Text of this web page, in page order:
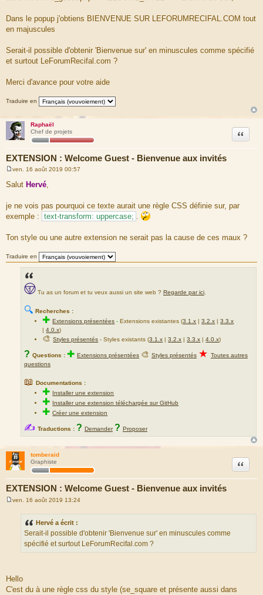
Dans le popup j'obtiens BIENVENUE SUR LEFORUMRECIFAL.COM tout
en majuscules
Serait-il possible d'obtenir 'Bienvenue sur' en minuscules comme spécifié
et surtout LeForumRecifal.com ?
Merci d'avance pour votre aide
Traduire en
Raphaël
Chef de projets
EXTENSION : Welcome Guest - Bienvenue aux invités
Citation
e
s
g
e
ven. 16 août 2019 00:57
Salut Hervé,
je ne vois pas pourquoi ce texte aurait une règle CSS définie sur, par
exemple : text-transform: uppercase; .
Ton style ou une autre extension ne serait pas la cause de ces maux ?
Traduire en
Tu as un forum et tu veux aussi un site web ? Regarde par ici
🔍 Recherches :
✚Extensions présentées -Extensions existantes (3.1.x |3.2.x |3.3.x
|4.0.x)
🎨Styles présentés - Styles existants (3.1.x |3.2.x |3.3.x |4.0.x)
? Questions : ✚ Extensions présentées 🎨 Styles présentés ★ Toutes autres
questions
📖 Documentations :
✚ Installer une extension
✚ Installer une extension téléchargée sur GitHub
✚Créer une extension
✍ Traductions : ? Demander ? Proposer
tomberaid
Graphiste
EXTENSION : Welcome Guest - Bienvenue aux invités
Citation
ven. 16 août 2019 13:24
Hervé a écrit :
Serait-il possible d'obtenir 'Bienvenue sur' en minuscules comme
spécifié et surtout LeForumRecifal.com ?
Hello
C'est du à une règle css du style (se_square et présente aussi dans